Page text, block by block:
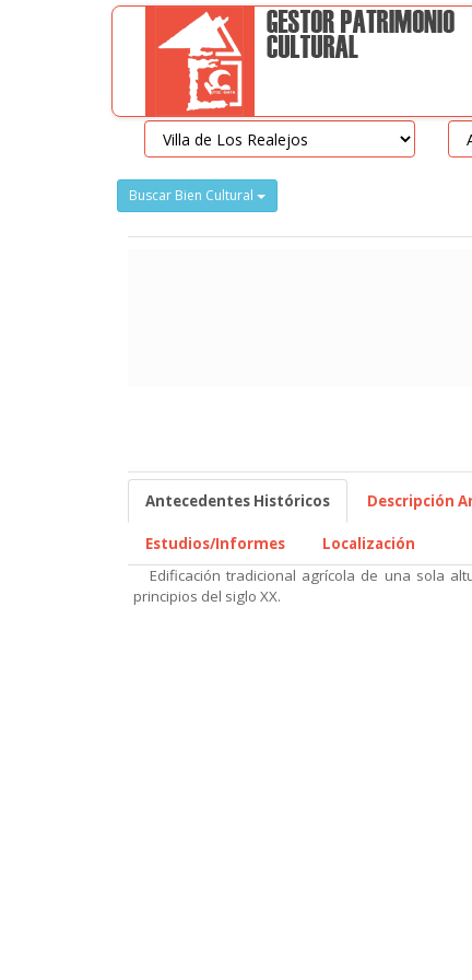
Buscar Bien Cultural
Antecedentes Históricos Descripción
Estudios/Informes
Localización
Edificación tradicional agrícola de una sola
principios del siglo XX.